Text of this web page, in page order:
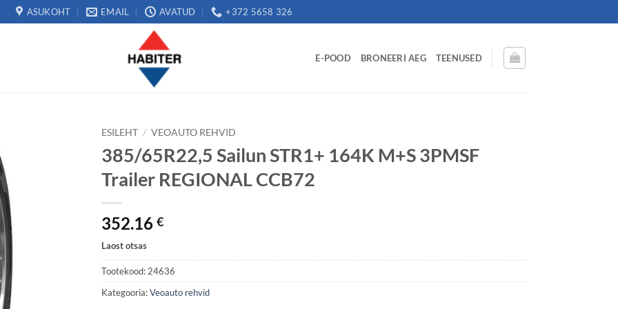
ASUKOHT EMAIL AVATUD +372 5658 326
E-POOD BRONEERI AEG TEENUSED
ESILEHT / VEOAUTO REHVID
385/65R22,5 Sailun STR1+ 164K M+S 3PMSF
Trailer REGIONAL CCB72
352.16 €
Laost otsas
Tootekood: 24636
Kategooria:Veoauto rehvid